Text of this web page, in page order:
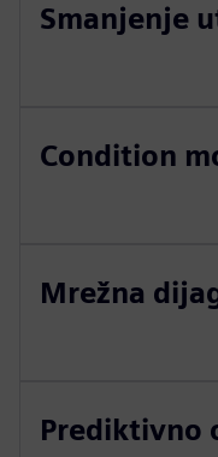
Smanjenje
Condition
Mrežna
Prediktivno